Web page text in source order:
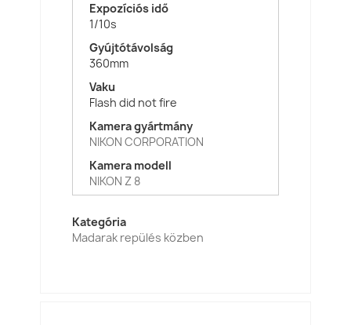
Expozíciós idő
1/10s
Gyújtótávolság
360mm
Vaku
Flash did not fire
Kamera gyártmány
NIKON CORPORATION
Kamera modell
NIKON Z 8
Kategória
Madarak repülés közben